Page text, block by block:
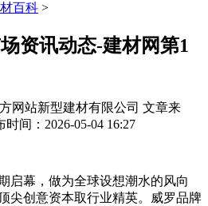
百科 >
资讯动态-建材网第1
网站新型建材有限公司 文章来
时间：2026-05-04 16:27
幕，做为全球设想潮水的风向
尖创意资本取行业精英。威罗品牌